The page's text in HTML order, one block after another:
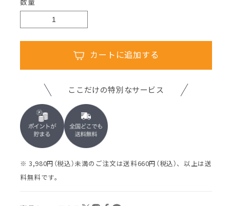
カートに追加する
ここだけの特別なサービス
※ 3,980円（税込）未満のご注文は送料660円（税込）、以上は送
料無料です。